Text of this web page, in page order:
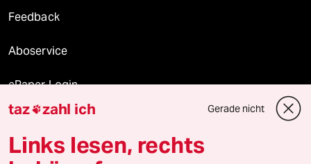
Feedback
Aboservice
ePaper Login
Downloads für Abonnierende
taz zahl ich Gerade nicht
Links lesen, rechts